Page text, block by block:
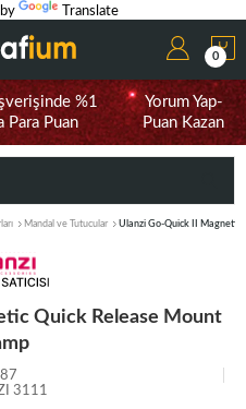
Translate
0
%1
Para Puan
Yorum Yap-
Puan Kazan
Mandal ve Tutucular Ulanzi Go-Quick II Magnetic
Quick Release Mount
3111